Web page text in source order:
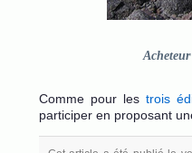
Comme pour les trois
participer en proposant